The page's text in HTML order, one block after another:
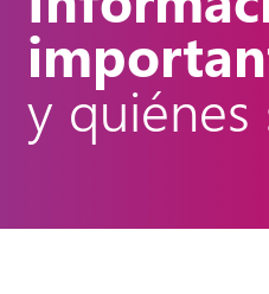
Servicios y soluciones
Emovis Hub
Contacto
Ética & Cumplimiento
y quiénes